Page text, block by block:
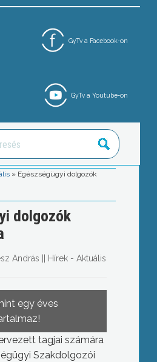
GyTv a Facebook-on
GyTv a Youtube-on
» Egészségügyi dolgozók
dolgozók
András Hírek - Aktuális
egy éves
tagjai számára
Szakdolgozói